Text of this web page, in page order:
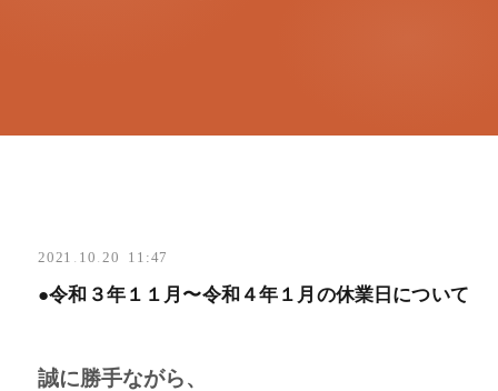
2021 . 10 . 20 11:47
●令和３年１１月〜令和４年１月の休業日について
誠に勝手ながら、